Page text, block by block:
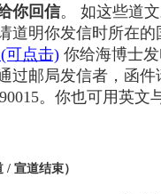
你回信。 如这些道
道明你发信时所在
(可点击) 你给海博士
过邮局发信者，函件
。你也可用英文
/ 宣道结束）